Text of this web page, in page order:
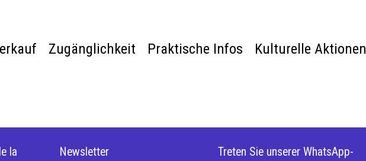
Zugänglichkeit Praktische Infos Kulturelle Aktionen
la
Newsletter
Treten Sie unserer WhatsApp-